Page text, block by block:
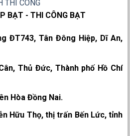
THI CÔNG
BẠT - THI CÔNG BẠT
ĐT743, Tân Đông Hiệp, Dĩ An,
Thủ Đức, Thành phố Hồ Chí
Hòa Đồng Nai.
Hữu Thọ, thị trấn Bến Lức, tỉnh